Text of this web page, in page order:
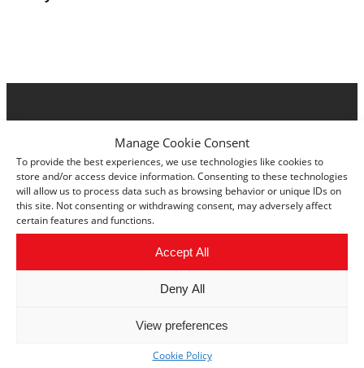
Manage Cookie Consent
To provide the best experiences, we use technologies like cookies to
store and/or access device information. Consenting to these technologies
will allow us to process data such as browsing behavior or unique IDs on
this site. Not consenting or withdrawing consent, may adversely affect
certain features and functions.
Accept All
Deny All
View preferences
Cookie Policy
Hallinnoi evästeiden suostumista